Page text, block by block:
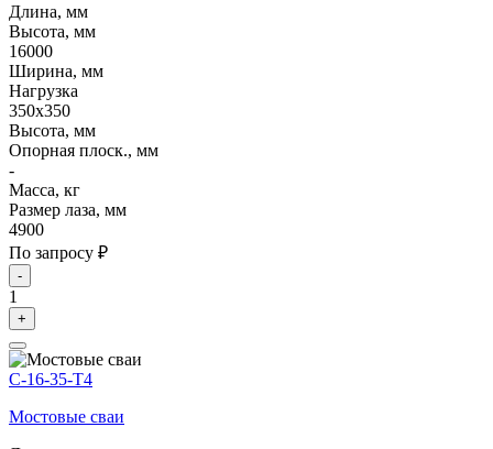
Длина, мм
Высота, мм
16000
Ширина, мм
Нагрузка
350х350
Высота, мм
Опорная плоск., мм
-
Масса, кг
Размер лаза, мм
4900
По запросу ₽
-
1
+
С-16-35-Т4
Мостовые сваи